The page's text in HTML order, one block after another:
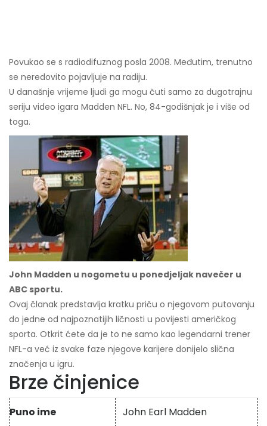
Povukao se s radiodifuznog posla 2008. Međutim, trenutno
se neredovito pojavljuje na radiju.
U današnje vrijeme ljudi ga mogu čuti samo za dugotrajnu
seriju video igara Madden NFL. No, 84-godišnjak je i više od
toga.
John Madden u nogometu u ponedjeljak navečer u
ABC sportu.
Ovaj članak predstavlja kratku priču o njegovom putovanju
do jedne od najpoznatijih ličnosti u povijesti američkog
sporta. Otkrit ćete da je to ne samo kao legendarni trener
NFL-a već iz svake faze njegove karijere donijelo slična
značenja u igru.
Brze činjenice
Puno ime John Earl Madden